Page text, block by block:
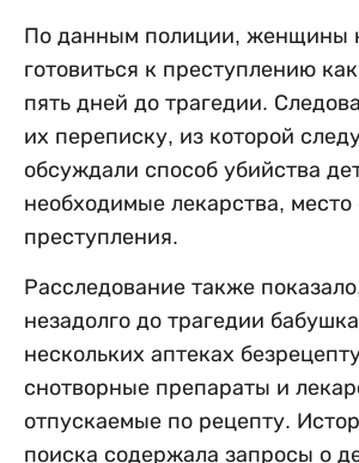
По данным полиции, женщины
готовиться к преступлению
пять дней до трагедии.
их переписку, из которой
обсуждали способ убийства
необходимые лекарства,
преступления.
Расследование также
незадолго до трагедии
нескольких аптеках
снотворные препараты и
отпускаемые по рецепту.
поиска содержала запросы о